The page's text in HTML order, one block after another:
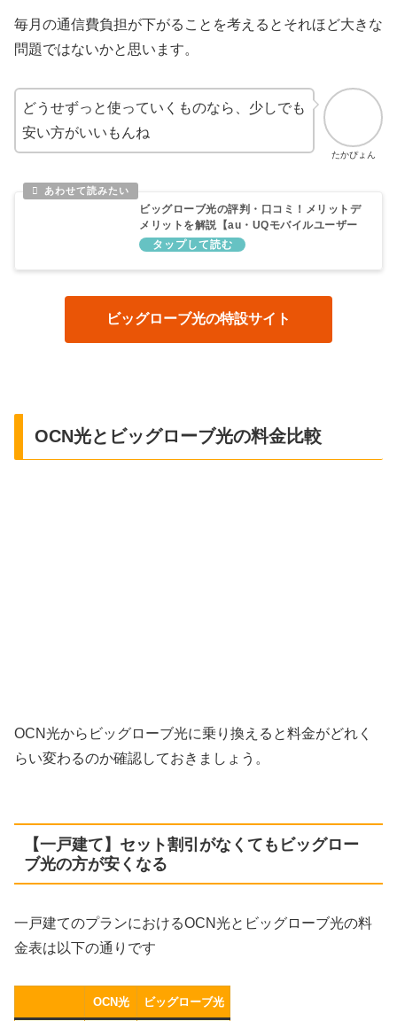
毎月の通信費負担が下がることを考えるとそれほど大きな
問題ではないかと思います。
たかぴょん
どうせずっと使っていくものなら、少しでも
安い方がいいもんね
ビッグローブ光の評判・口コミ！メリットデ
メリットを解説【au・UQモバイルユーザー
におすすめ】
ビッグローブ光の特設サイト
OCN光とビッグローブ光の料金比較
OCN光からビッグローブ光に乗り換えると料金がどれく
らい変わるのか確認しておきましょう。
【一戸建て】セット割引がなくてもビッグロー
ブ光の方が安くなる
一戸建てのプランにおけるOCN光とビッグローブ光の料
金表は以下の通りです
OCN光 ビッグローブ光